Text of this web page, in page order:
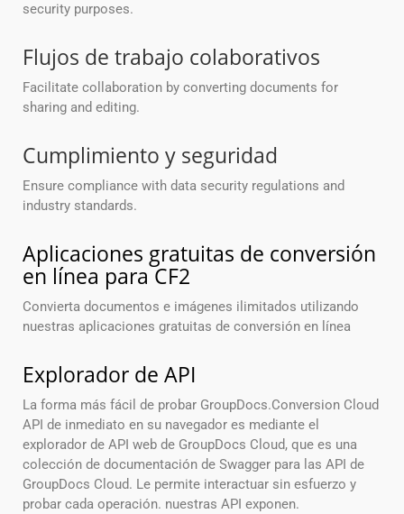
security purposes.
Flujos de trabajo colaborativos
Facilitate collaboration by converting documents for
sharing and editing.
Cumplimiento y seguridad
Ensure compliance with data security regulations and
industry standards.
Aplicaciones gratuitas de conversión
en línea para CF2
Convierta documentos e imágenes ilimitados utilizando
nuestras aplicaciones gratuitas de conversión en línea
Explorador de API
La forma más fácil de probar GroupDocs.Conversion Cloud
API de inmediato en su navegador es mediante el
explorador de API web de GroupDocs Cloud, que es una
colección de documentación de Swagger para las API de
GroupDocs Cloud. Le permite interactuar sin esfuerzo y
probar cada operación. nuestras API exponen.